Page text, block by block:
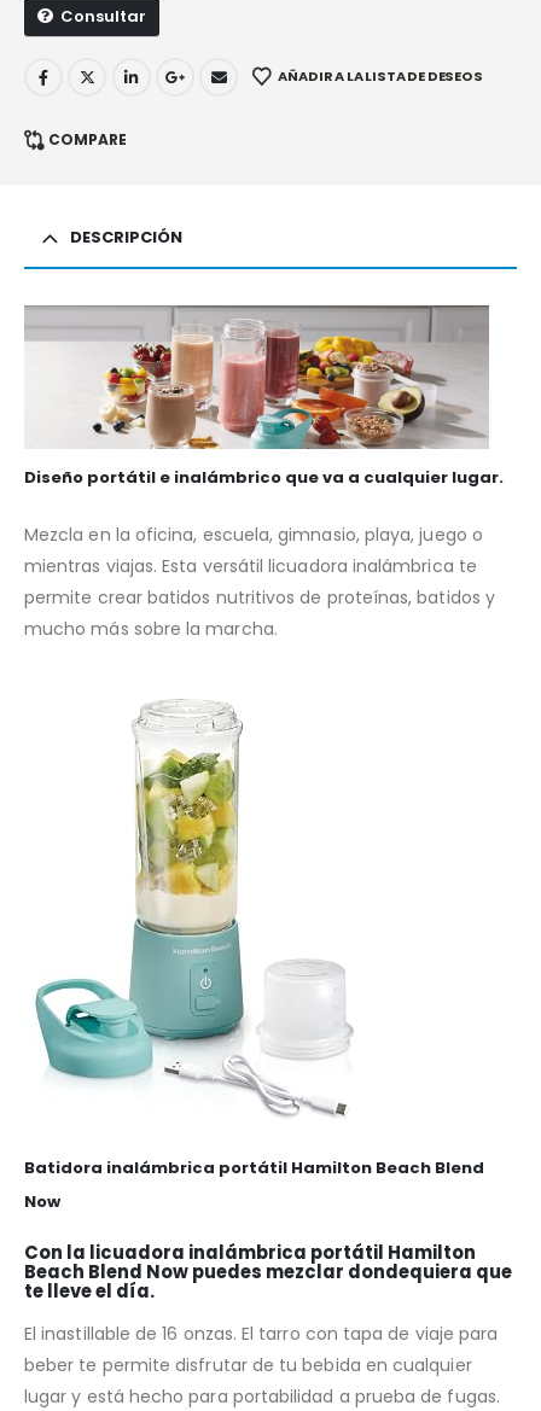
Consultar
AÑADIR A LA LISTA DE DESEOS
COMPARE
DESCRIPCIÓN
Diseño portátil e inalámbrico que va a cualquier lugar.
Mezcla en la oficina, escuela, gimnasio, playa, juego o
mientras viajas. Esta versátil licuadora inalámbrica te
permite crear batidos nutritivos de proteínas, batidos y
mucho más sobre la marcha.
Batidora inalámbrica portátil Hamilton Beach Blend
Now
Con la licuadora inalámbrica portátil Hamilton
Beach Blend Now puedes mezclar dondequiera que
te lleve el día.
El inastillable de 16 onzas. El tarro con tapa de viaje para
beber te permite disfrutar de tu bebida en cualquier
lugar y está hecho para portabilidad a prueba de fugas.